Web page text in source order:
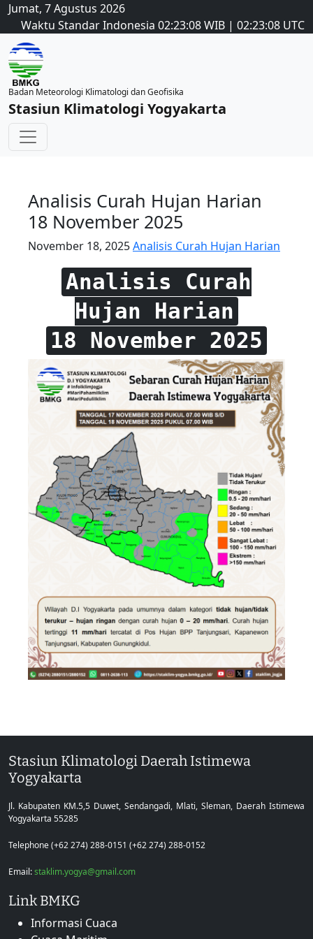
Jumat, 7 Agustus 2026
Waktu Standar Indonesia 02:23:08WIB | 02:23:08 UTC
Badan Meteorologi Klimatologi dan Geofisika
Stasiun Klimatologi Yogyakarta
Analisis Curah Hujan Harian
18 November 2025
November 18, 2025Analisis Curah Hujan Harian
Analisis Curah
Hujan Harian
18 November 2025
Stasiun Klimatologi Daerah Istimewa
Yogyakarta
Jl. Kabupaten KM.5,5 Duwet, Sendangadi, Mlati, Sleman, Daerah Istimewa
Yogyakarta 55285
Telephone (+62 274) 288-0151 (+62 274) 288-0152
Email:staklim.yogya@gmail.com
Link BMKG
Informasi Cuaca